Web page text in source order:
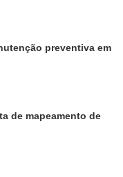
preventiva em
de mapeamento de